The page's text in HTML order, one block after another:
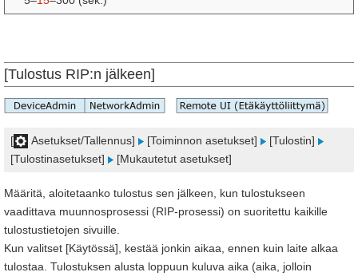
[Tulostus RIP:n jälkeen]
[ Asetukset/Tallennus] [Toiminnon asetukset]
[Tulostin]
[Tulostinasetukset]
[Mukautetut asetukset]
Määritä, aloitetaanko tulostus sen jälkeen, kun tulostukseen
vaadittava muunnosprosessi (RIP-prosessi) on suoritettu kaikille
tulostustietojen sivuille.
Kun valitset [Käytössä], kestää jonkin aikaa, ennen kuin laite alkaa
tulostaa. Tulostuksen alusta loppuun kuluva aika (aika, jolloin